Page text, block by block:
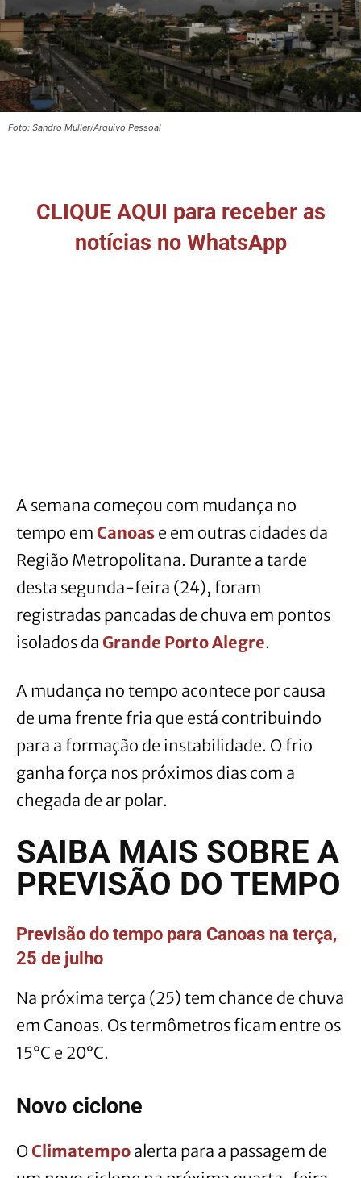
Foto: Sandro Muller/Arquivo Pessoal
CLIQUE AQUI para receber as
notícias no WhatsApp
A semana começou com mudança no
tempo em Canoas e em outras cidades da
Região Metropolitana. Durante a tarde
desta segunda-feira (24), foram
registradas pancadas de chuva em pontos
isolados da Grande Porto Alegre.
A mudança no tempo acontece por causa
de uma frente fria que está contribuindo
para a formação de instabilidade. O frio
ganha força nos próximos dias com a
chegada de ar polar.
SAIBA MAIS SOBRE A
PREVISÃO DO TEMPO
Previsão do tempo para Canoas na terça,
25 de julho
Na próxima terça (25) tem chance de chuva
em Canoas. Os termômetros ficam entre os
15°C e 20°C.
Novo ciclone
O Climatempo alerta para a passagem de